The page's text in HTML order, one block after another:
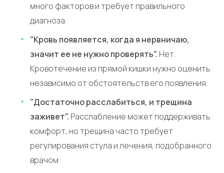
много факторов и требует правильного
диагноза.
"Кровь появляется, когда я нервничаю,
значит ее не нужно проверять". Нет.
Кровотечение из прямой кишки нужно оценить
независимо от обстоятельств его появления.
"Достаточно расслабиться, и трещина
заживет". Расслабление может поддерживать
комфорт, но трещина часто требует
регулирования стула и лечения, подобранного
врачом.